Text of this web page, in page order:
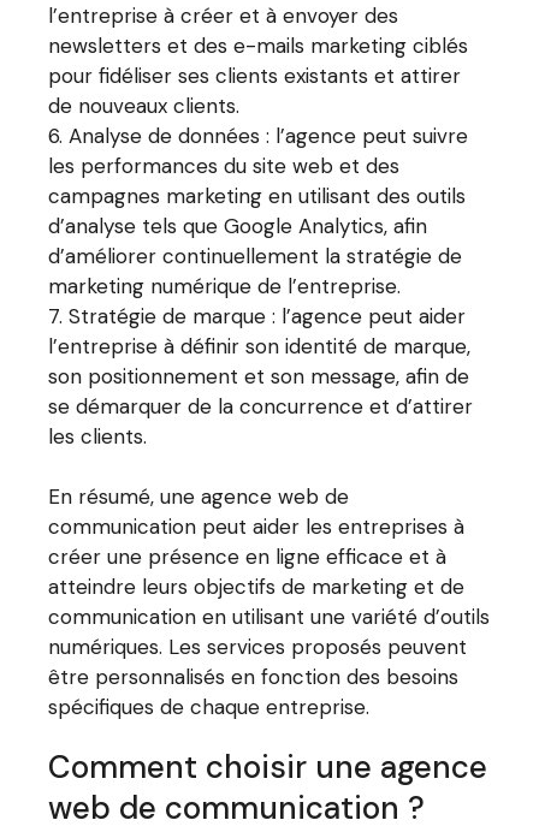
l’entreprise à créer et à envoyer des
newsletters et des e-mails marketing ciblés
pour fidéliser ses clients existants et attirer
de nouveaux clients.
Analyse de données : l’agence peut suivre
les performances du site web et des
campagnes marketing en utilisant des outils
d’analyse tels que Google Analytics, afin
d’améliorer continuellement la stratégie de
marketing numérique de l’entreprise.
Stratégie de marque : l’agence peut aider
l’entreprise à définir son identité de marque,
son positionnement et son message, afin de
se démarquer de la concurrence et d’attirer
les clients.
En résumé, une agence web de
communication peut aider les entreprises à
créer une présence en ligne efficace et à
atteindre leurs objectifs de marketing et de
communication en utilisant une variété d’outils
numériques. Les services proposés peuvent
être personnalisés en fonction des besoins
spécifiques de chaque entreprise.
Comment choisir une agence
web de communication ?